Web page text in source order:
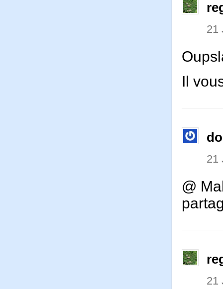
21
Il
21
@
21